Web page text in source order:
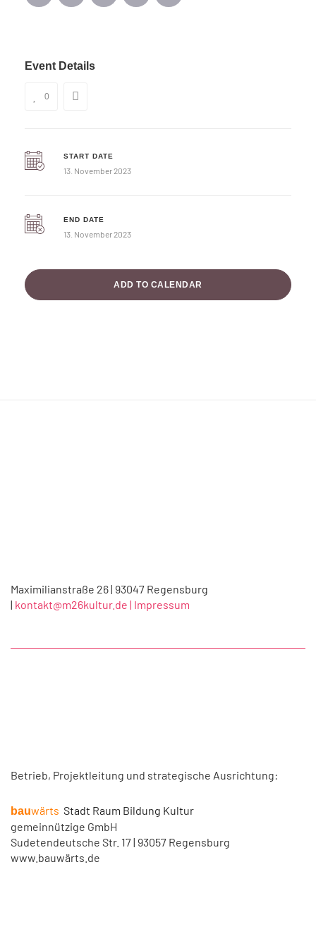
Event Details
0
START DATE
13. November 2023
END DATE
13. November 2023
ADD TO CALENDAR
Maximilianstraße 26 | 93047 Regensburg
| kontakt@m26kultur.de | Impressum
Betrieb, Projektleitung und strategische Ausrichtung:
bauwärts Stadt Raum Bildung Kultur
gemeinnützige GmbH
Sudetendeutsche Str. 17 | 93057 Regensburg
www.bauwärts.de